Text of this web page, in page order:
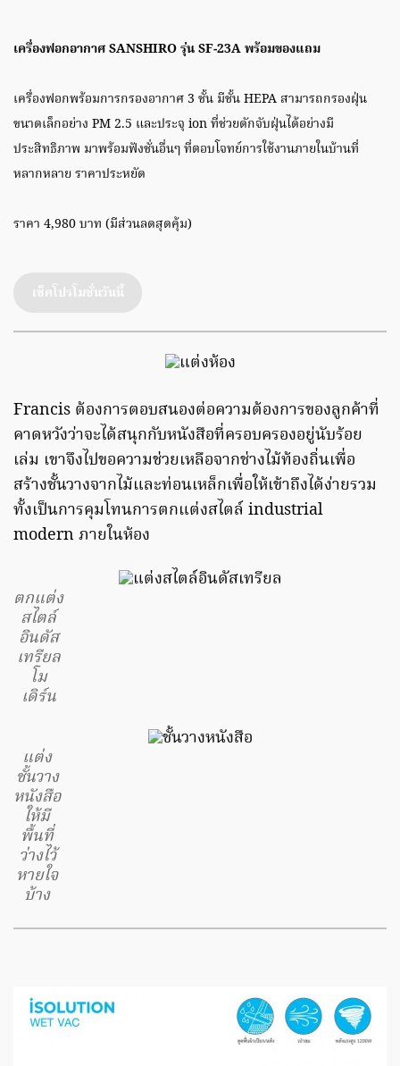
เครื่องฟอกอากาศ SANSHIRO รุ่น SF-23A พร้อมของแถม
เครื่องฟอกพร้อมการกรองอากาศ 3 ชั้น มีชั้น HEPA สามารถกรองฝุ่น
ขนาดเล็กอย่าง PM 2.5 และประจุ ion ที่ช่วยดักจับฝุ่นได้อย่างมี
ประสิทธิภาพ มาพร้อมฟังชั่นอื่นๆ ที่ตอบโจทย์การใช้งานภายในบ้านที่
หลากหลาย ราคาประหยัด
ราคา 4,980 บาท (มีส่วนลดสุดคุ้ม)
เช็คโปรโมชั่นวันนี้
Francis ต้องการตอบสนองต่อความต้องการของลูกค้าที่
คาดหวังว่าจะได้สนุกกับหนังสือที่ครอบครองอยู่นับร้อย
เล่ม เขาจึงไปขอความช่วยเหลือจากช่างไม้ท้องถิ่นเพื่อ
สร้างชั้นวางจากไม้และท่อนเหล็กเพื่อให้เข้าถึงได้ง่ายรวม
ทั้งเป็นการคุมโทนการตกแต่งสไตล์ industrial
modern ภายในห้อง
ตกแต่ง
สไตล์
อินดัส
เทรียล
โม
เดิร์น
แต่ง
ชั้นวาง
หนังสือ
ให้มี
พื้นที่
ว่างไว้
หายใจ
บ้าง